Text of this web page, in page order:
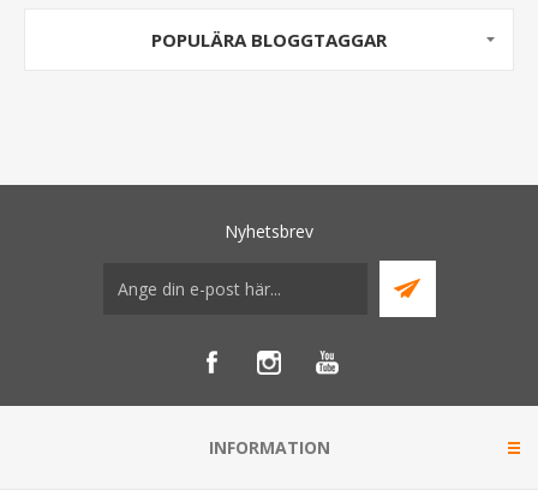
POPULÄRA BLOGGTAGGAR
Nyhetsbrev
INFORMATION